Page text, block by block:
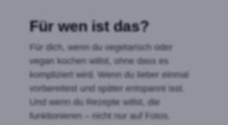
Für wen ist das?
Für dich, wenn du vegetarisch oder
vegan kochen willst, ohne dass es
kompliziert wird. Wenn du lieber einmal
vorbereitest und später entspannt isst.
Und wenn du Rezepte willst, die
funktionieren – nicht nur auf Fotos.